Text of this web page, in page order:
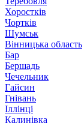
Хоростків
Чортків
Шумськ
Вінницька область
Бар
Бершадь
Чечельник
Гайсин
Гнівань
Іллінці
Калинівка